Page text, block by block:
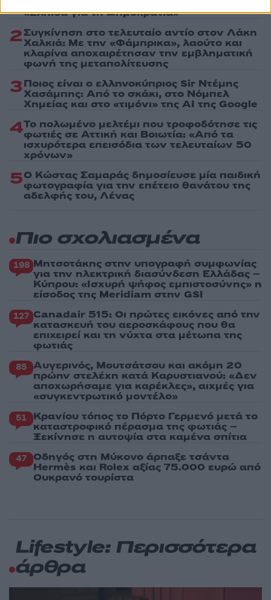
«Ελπίδα για τη Δημοκρατία»
2Συγκίνηση στο τελευταίο αντίο στον Λάκη
Χαλκιά: Με την «Φάμπρικα», λαούτο και
κλαρίνα αποχαιρέτησαν την εμβληματική
φωνή της μεταπολίτευσης
3Ποιος είναι ο ελληνοκύπριος Sir Ντέμης
Χασάμπης: Από το σκάκι, στο Νόμπελ
Χημείας και στο «τιμόνι» της AI της Google
4Το πολωμένο μελτέμι που τροφοδότησε τις
φωτιές σε Αττική και Βοιωτία: «Από τα
ισχυρότερα επεισόδια των τελευταίων 50
χρόνων»
5Ο Κώστας Σαμαράς δημοσίευσε μία παιδική
φωτογραφία για την επέτειο θανάτου της
αδελφής του, Λένας
Πιο σχολιασμένα
198 Μητσοτάκης στην υπογραφή συμφωνίας
για την ηλεκτρική διασύνδεση Ελλάδας –
Κύπρου: «Ισχυρή ψήφος εμπιστοσύνης» η
είσοδος της Meridiam στην GSI
127 Canadair 515: Οι πρώτες εικόνες από την
κατασκευή του αεροσκάφους που θα
επιχειρεί και τη νύχτα στα μέτωπα της
φωτιάς
85 Αυγερινός, Μουτσάτσου και ακόμη 20
πρώην στελέχη κατά Καρυστιανού: «Δεν
αποχωρήσαμε για καρέκλες», αιχμές για
«συγκεντρωτικό μοντέλο»
51 Κρανίου τόπος το Πόρτο Γερμενό μετά το
καταστροφικό πέρασμα της φωτιάς –
Ξεκίνησε η αυτοψία στα καμένα σπίτια
47 Οδηγός στη Μύκονο άρπαξε τσάντα
Hermès και Rolex αξίας 75.000 ευρώ από
Ουκρανό τουρίστα
Lifestyle: Περισσότερα
άρθρα